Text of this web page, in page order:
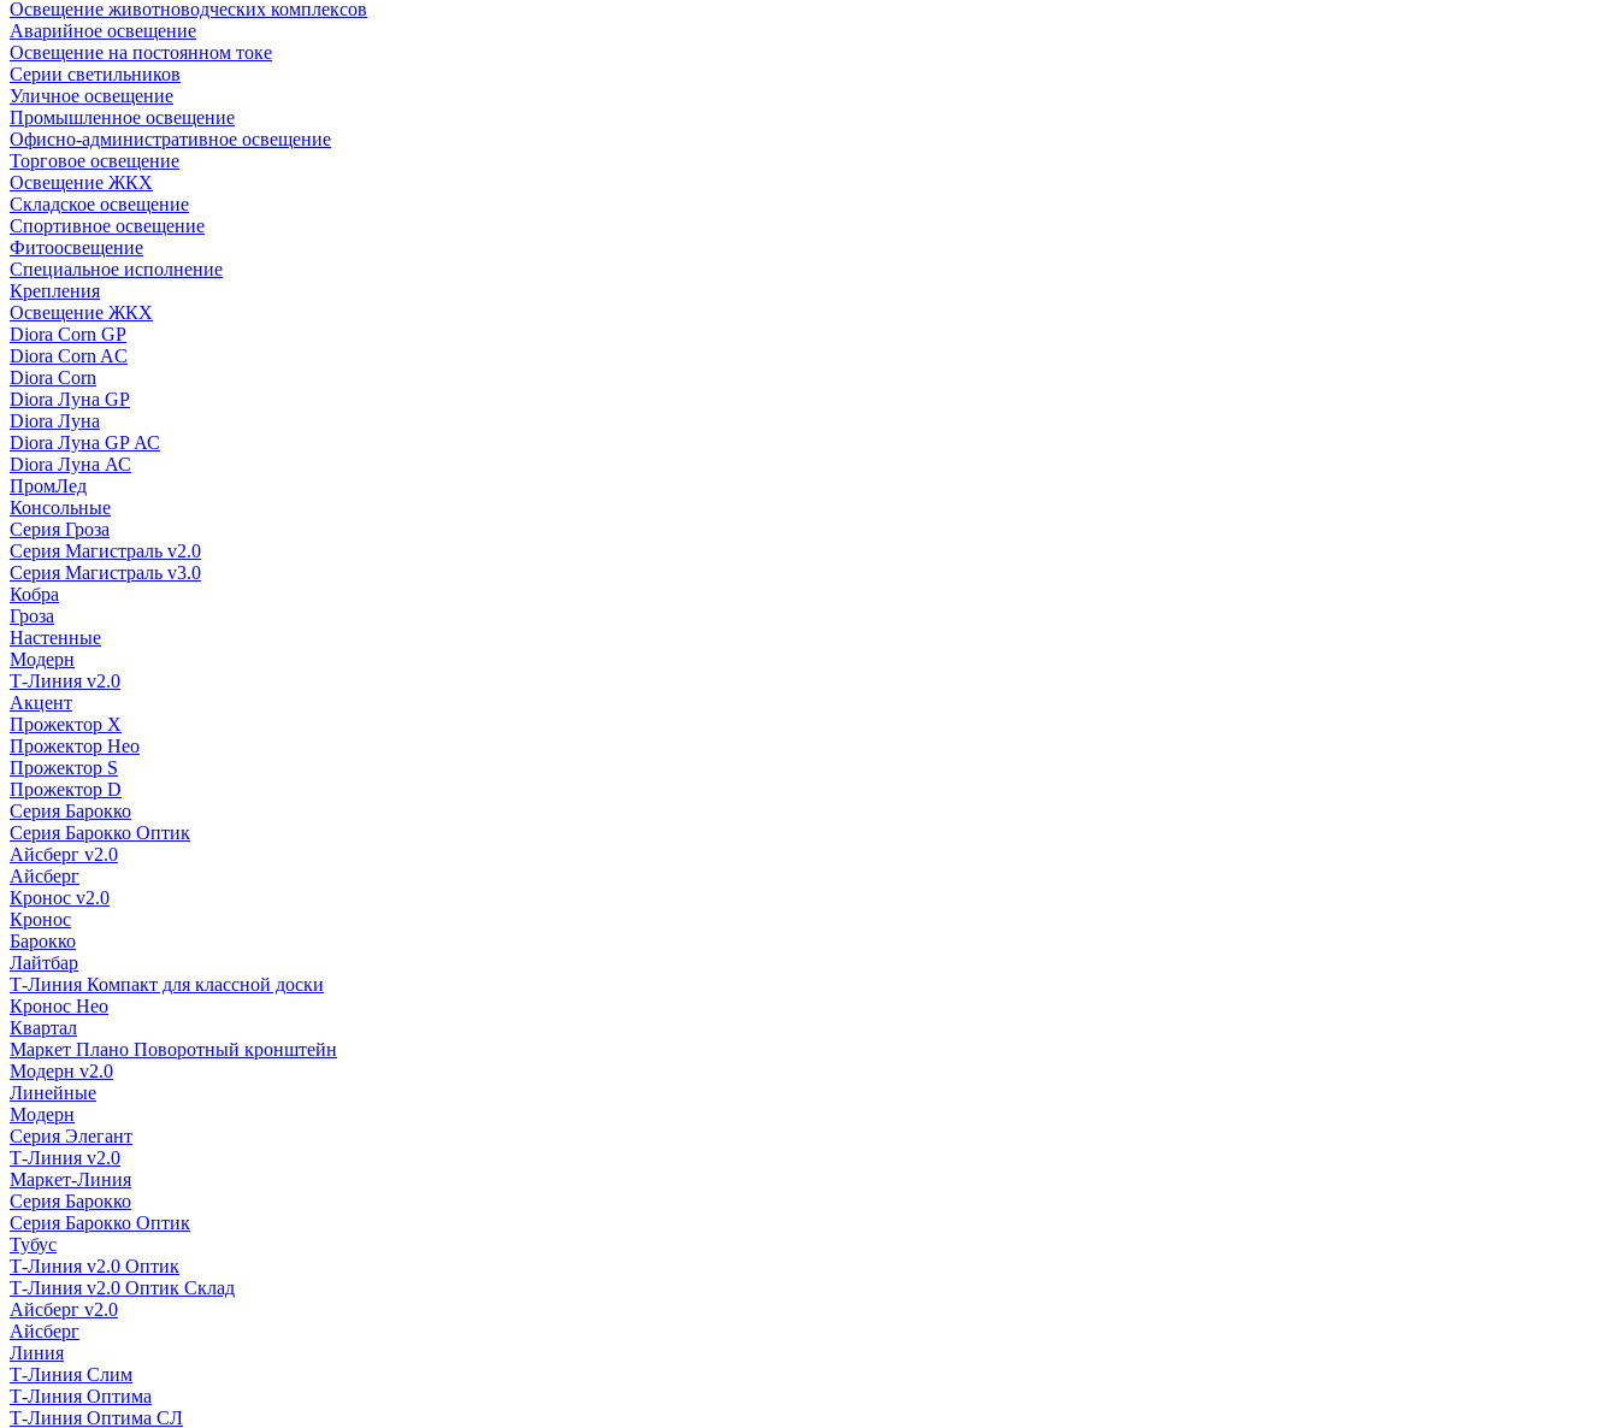
Освещение животноводческих комплексов
Аварийное освещение
Освещение на постоянном токе
Серии светильников
Уличное освещение
Промышленное освещение
Офисно-административное освещение
Торговое освещение
Освещение ЖКХ
Складское освещение
Спортивное освещение
Фитоосвещение
Специальное исполнение
Крепления
Освещение ЖКХ
Diora Corn GP
Diora Corn AC
Diora Corn
Diora Луна GP
Diora Луна
Diora Луна GP АС
Diora Луна АС
ПромЛед
Консольные
Серия Гроза
Серия Магистраль v2.0
Серия Магистраль v3.0
Кобра
Гроза
Настенные
Модерн
Т-Линия v2.0
Акцент
Прожектор X
Прожектор Нео
Прожектор S
Прожектор D
Серия Барокко
Серия Барокко Оптик
Айсберг v2.0
Айсберг
Кронос v2.0
Кронос
Барокко
Лайтбар
Т-Линия Компакт для классной доски
Кронос Нео
Квартал
Маркет Плано Поворотный кронштейн
Модерн v2.0
Линейные
Модерн
Серия Элегант
Т-Линия v2.0
Маркет-Линия
Серия Барокко
Серия Барокко Оптик
Тубус
Т-Линия v2.0 Оптик
Т-Линия v2.0 Оптик Склад
Айсберг v2.0
Айсберг
Линия
Т-Линия Слим
Т-Линия Оптима
Т-Линия Оптима СЛ